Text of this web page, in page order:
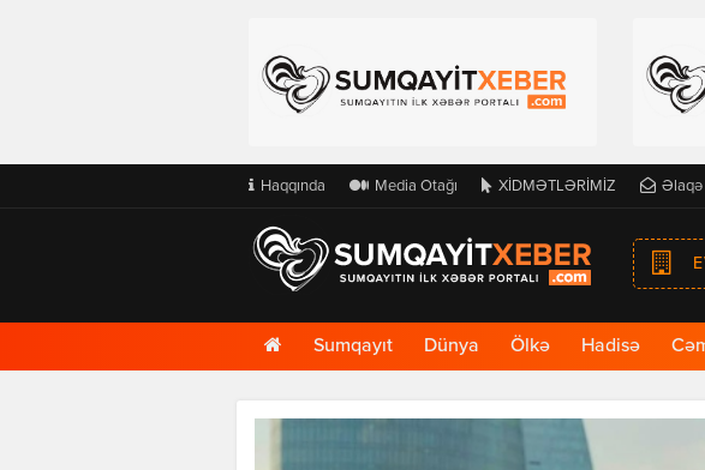
Haqqında Media Otağı XİDMƏTLƏRİMİZ Əlaqə
Ana
Səhifə
Sumqayıt Dünya Ölkə Hadisə